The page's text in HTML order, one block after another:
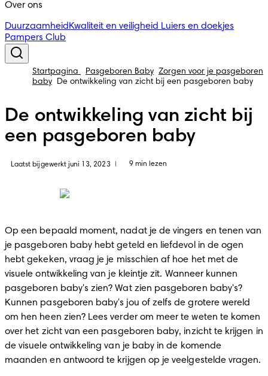
Over ons
Duurzaamheid Kwaliteit en veiligheid Luiers en doekjes
Pampers Club
Startpagina Pasgeboren Baby Zorgen voor je pasgeboren
baby
De ontwikkeling van zicht bij een pasgeboren baby
De ontwikkeling van zicht bij
een pasgeboren baby
Laatst bijgewerkt juni 13, 2023 9 min lezen
Op een bepaald moment, nadat je de vingers en tenen van
je pasgeboren baby hebt geteld en liefdevol in de ogen
hebt gekeken, vraag je je misschien af hoe het met de
visuele ontwikkeling van je kleintje zit. Wanneer kunnen
pasgeboren baby's zien? Wat zien pasgeboren baby's?
Kunnen pasgeboren baby's jou of zelfs de grotere wereld
om hen heen zien? Lees verder om meer te weten te komen
over het zicht van een pasgeboren baby, inzicht te krijgen in
de visuele ontwikkeling van je baby in de komende
maanden en antwoord te krijgen op je veelgestelde vragen.